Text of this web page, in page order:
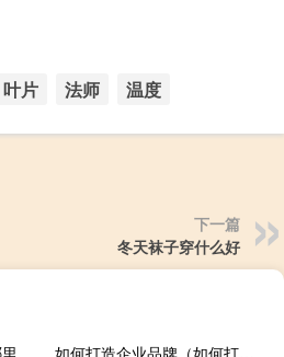
叶片 法师 温度
下一篇
冬天袜子穿什么好